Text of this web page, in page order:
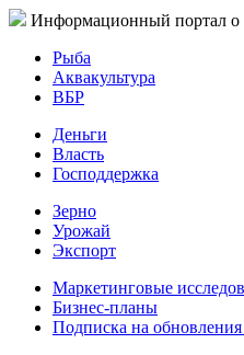
Информационный портал о
Рыба
Аквакультура
ВБР
Деньги
Власть
Господдержка
Зерно
Урожай
Экспорт
Маркетинговые
Бизнес-планы
Подписка на обновления